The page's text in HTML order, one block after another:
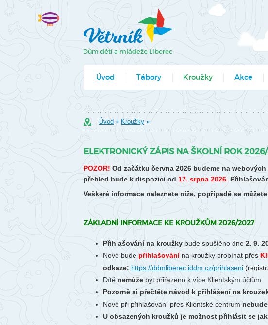
Úvod Tábory Kroužky
Jak se přihlásit?
Formuláře ke stažení
Akce
Úvod » Kroužky »
ELEKTRONICKÝ ZÁPIS NA ŠKOLNÍ ROK
POZOR!Od začátku června 2026 budeme na
přehled bude k dispozici od 17. srpna 2026.
Veškeré informace naleznete níže, popřípadě se
ZÁKLADNÍ INFORMACE KE KROUŽKŮM 2026/2027
Přihlašování na kroužky bude spuštěno dne 2. 9.
Nově bude přihlašovánína kroužky probíhat přes
odkaze: https://ddmliberec.iddm.cz/prihlaseni
Dítě nemůže být přiřazeno k více Klientským účtům.
Pozorně si přečtěte návod k přihlášení na
Nově při přihlašování přes Klientské centrum nebude
U obsazených kroužků je možnost přihlásit se